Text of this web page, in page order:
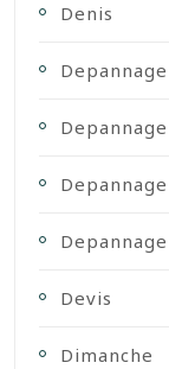
Denis
Depannage
Devis
Dimanche